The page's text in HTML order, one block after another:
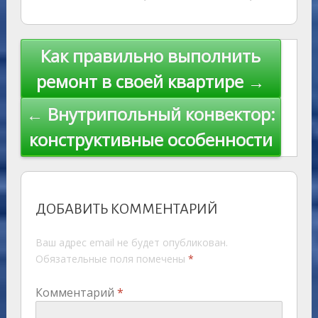
Навигация
записям
Как правильно выполнить
ремонт в своей квартире →
← Внутрипольный конвектор:
конструктивные особенности
ДОБАВИТЬ КОММЕНТАРИЙ
Ваш адрес email не будет опубликован.
Обязательные поля помечены *
Комментарий *